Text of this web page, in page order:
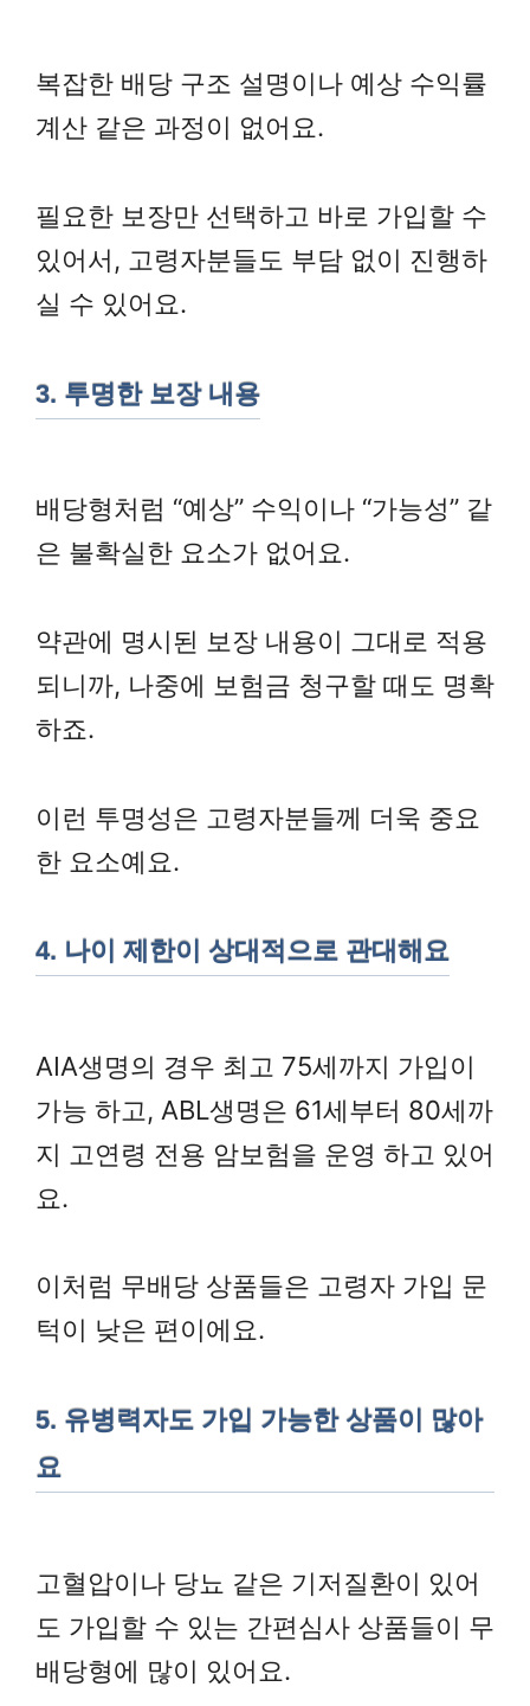
복잡한 배당 구조 설명이나 예상 수익률
계산 같은 과정이 없어요.
필요한 보장만 선택하고 바로 가입할 수
있어서, 고령자분들도 부담 없이 진행하
실 수 있어요.
3. 투명한 보장 내용
배당형처럼 “예상” 수익이나 “가능성” 같
은 불확실한 요소가 없어요.
약관에 명시된 보장 내용이 그대로 적용
되니까, 나중에 보험금 청구할 때도 명확
하죠.
이런 투명성은 고령자분들께 더욱 중요
한 요소예요.
4. 나이 제한이 상대적으로 관대해요
AIA생명의 경우 최고 75세까지 가입이
가능 하고, ABL생명은 61세부터 80세까
지 고연령 전용 암보험을 운영 하고 있어
요.
이처럼 무배당 상품들은 고령자 가입 문
턱이 낮은 편이에요.
5. 유병력자도 가입 가능한 상품이 많아
요
고혈압이나 당뇨 같은 기저질환이 있어
도 가입할 수 있는 간편심사 상품들이 무
배당형에 많이 있어요.